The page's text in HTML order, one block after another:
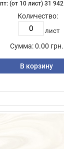
(от 10 лист) 31
Количество:
лист
Сумма: 0.00 грн.
В корзину